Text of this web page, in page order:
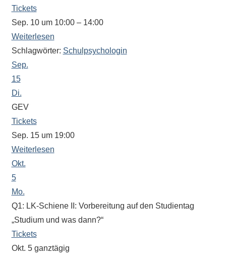
Ob
Sprach-,
Sportwettkampf,
Musik-
oder
Theaterveranstaltung,
Exkursion
oder
Reise
–
unsere
Schülerinnen
und
Schüler
Sollten
Sie
Tickets
Sep. 10 um 10:00 – 14:00
Weiterlesen
Schlagwörter: Schulpsychologin
Sep.
15
Di.
GEV
Tickets
Sep. 15 um 19:00
Weiterlesen
Okt.
5
Mo.
Q1: LK-Schiene II: Vorbereitung auf den Studientag
„Studium und was dann?“
Tickets
Okt. 5 ganztägig